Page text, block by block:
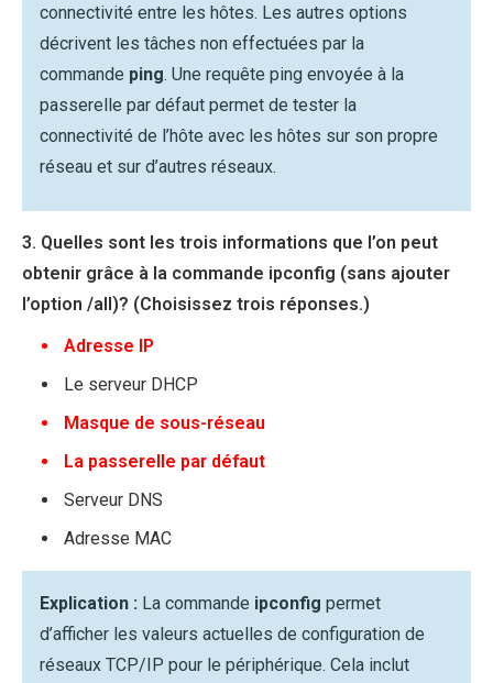
connectivité entre les hôtes. Les autres options
décrivent les tâches non effectuées par la
commande ping. Une requête ping envoyée à la
passerelle par défaut permet de tester la
connectivité de l’hôte avec les hôtes sur son propre
réseau et sur d’autres réseaux.
3. Quelles sont les trois informations que l’on peut
obtenir grâce à la commande ipconfig (sans ajouter
l’option /all)? (Choisissez trois réponses.)
Adresse IP
Le serveur DHCP
Masque de sous-réseau
La passerelle par défaut
Serveur DNS
Adresse MAC
Explication : La commande ipconfig permet
d’afficher les valeurs actuelles de configuration de
réseaux TCP/IP pour le périphérique. Cela inclut